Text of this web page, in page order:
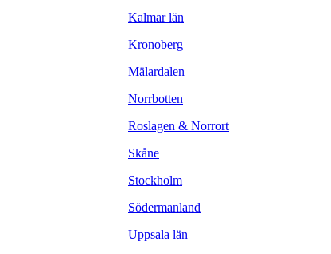
Kalmar län
Kronoberg
Mälardalen
Norrbotten
Roslagen & Norrort
Skåne
Stockholm
Södermanland
Uppsala län